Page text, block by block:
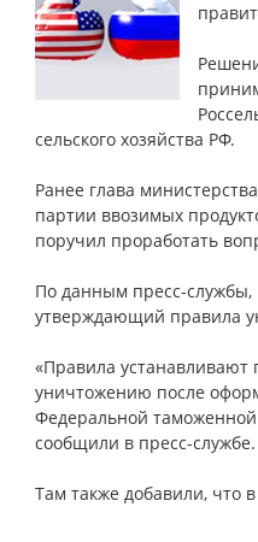
сельского хозяйства РФ.
Ранее глава
партии ввозимых
поручил проработать
По данным пресс-службы,
утверждающий правила
«Правила
уничтожению после
Федеральной
сообщили в пресс-службе.
Там также добавили, что